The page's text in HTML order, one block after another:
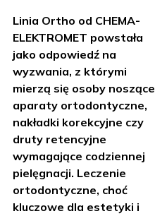
Linia Ortho od CHEMA-
ELEKTROMET powstała
jako odpowiedź na
wyzwania, z którymi
mierzą się osoby noszące
aparaty ortodontyczne,
nakładki korekcyjne czy
druty retencyjne
wymagające codziennej
pielęgnacji. Leczenie
ortodontyczne, choć
kluczowe dla estetyki i